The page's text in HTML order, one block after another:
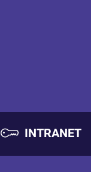
INTRANET